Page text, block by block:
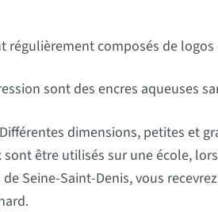
régulièrement composés de
sont des encres aqueuses
dimensions, petites et
sont être utilisés sur une école,
Seine-Saint-Denis, vous